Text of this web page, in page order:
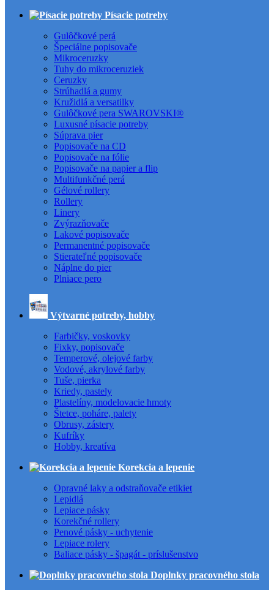
Písacie potreby
Gulôčkové perá
Špeciálne popisovače
Mikroceruzky
Tuhy do mikroceruziek
Ceruzky
Strúhadlá a gumy
Kružidlá a versatilky
Gulôčkové pera SWAROVSKI®
Luxusné písacie potreby
Súprava pier
Popisovače na CD
Popisovače na fólie
Popisovače na papier a flip
Multifunkčné perá
Gélové rollery
Rollery
Linery
Zvýrazňovače
Lakové popisovače
Permanentné popisovače
Stierateľné popisovače
Náplne do pier
Plniace pero
Výtvarné potreby, hobby
Farbičky, voskovky
Fixky, popisovače
Temperové, olejové farby
Vodové, akrylové farby
Tuše, pierka
Kriedy, pastely
Plastelíny, modelovacie hmoty
Štetce, poháre, palety
Obrusy, zástery
Kufríky
Hobby, kreatíva
Korekcia a lepenie
Opravné laky a odstraňovače etikiet
Lepidlá
Lepiace pásky
Korekčné rollery
Penové pásky - uchytenie
Lepiace rolery
Baliace pásky - špagát - príslušenstvo
Doplnky pracovného stola